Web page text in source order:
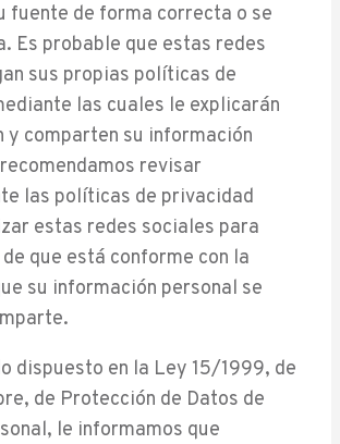
fuente de forma correcta o se
Es probable que estas redes
sus propias políticas de
las cuales le explicarán
y comparten su información
revisar
las políticas de privacidad
estas redes sociales para
que está conforme con la
su información personal se
dispuesto en la Ley 15/1999, de
de Protección de Datos de
le informamos que